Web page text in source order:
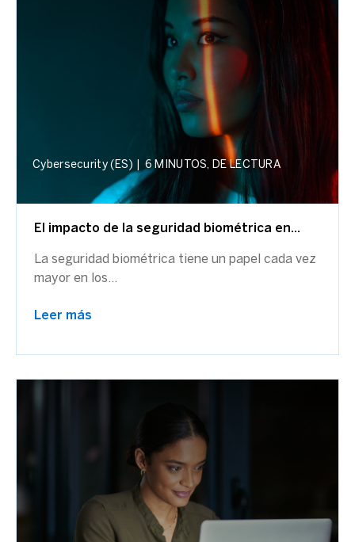
Cybersecurity (ES) 6 MINUTOS, DE LECTURA
El impacto de la seguridad biométrica en...
La seguridad biométrica tiene un papel cada vez
mayor en los...
Leer más